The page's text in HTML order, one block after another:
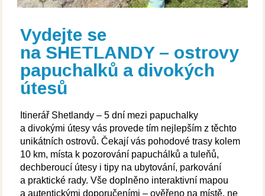
Vydejte se
na SHETLANDY – ostrovy
papuchalků a divokých
útesů
Itinerář Shetlandy – 5 dní mezi papuchalky
a divokými útesy vás provede tím nejlepším z těchto
unikátních ostrovů. Čekají vás pohodové trasy kolem
10 km, místa k pozorování papuchálků a tuleňů,
dechberoucí útesy i tipy na ubytování, parkování
a praktické rady. Vše doplněno interaktivní mapou
a autentickými doporučeními – ověřeno na místě, ne